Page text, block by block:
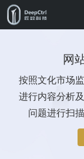
网
按照文化市场
进行内容分析
问题进行扫